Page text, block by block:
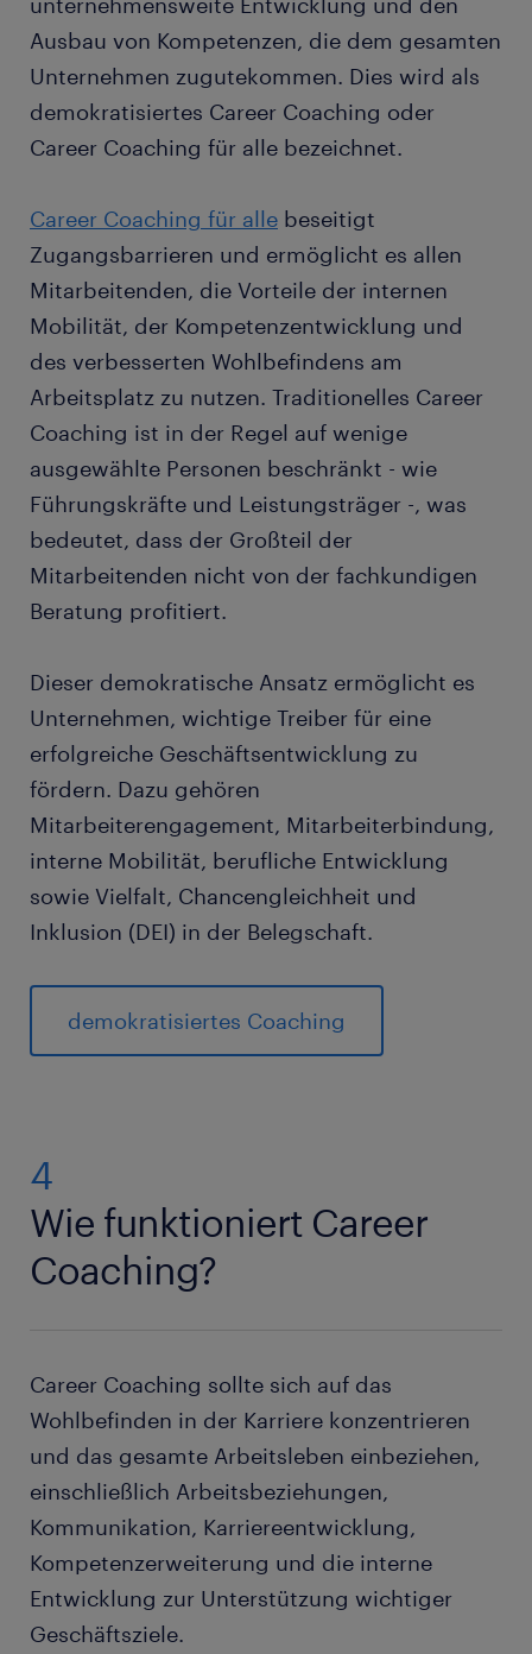
Ausbau von Kompetenzen, die dem gesamten
Unternehmen zugutekommen. Dies wird als
demokratisiertes Career Coaching oder
Career Coaching für alle bezeichnet.
Career Coaching für alle beseitigt
Zugangsbarrieren und ermöglicht es allen
Mitarbeitenden, die Vorteile der internen
Mobilität, der Kompetenzentwicklung und
des verbesserten Wohlbefindens am
Arbeitsplatz zu nutzen. Traditionelles Career
Coaching ist in der Regel auf wenige
ausgewählte Personen beschränkt - wie
Führungskräfte und Leistungsträger -, was
bedeutet, dass der Großteil der
Mitarbeitenden nicht von der fachkundigen
Beratung profitiert.
Dieser demokratische Ansatz ermöglicht es
Unternehmen, wichtige Treiber für eine
erfolgreiche Geschäftsentwicklung zu
fördern. Dazu gehören
Mitarbeiterengagement, Mitarbeiterbindung,
interne Mobilität, berufliche Entwicklung
sowie Vielfalt, Chancengleichheit und
Inklusion (DEI) in der Belegschaft.
demokratisiertes Coaching
4
Wie funktioniert Career
Coaching?
Career Coaching sollte sich auf das
Wohlbefinden in der Karriere konzentrieren
und das gesamte Arbeitsleben einbeziehen,
einschließlich Arbeitsbeziehungen,
Kommunikation, Karriereentwicklung,
Kompetenzerweiterung und die interne
Entwicklung zur Unterstützung wichtiger
Geschäftsziele.